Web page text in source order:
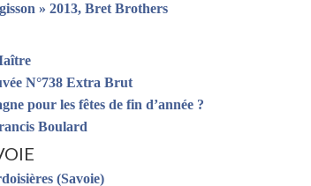
» 2013, Bret Brothers
N°738 Extra Brut
pour les fêtes de fin d’année ?
Boulard
(Savoie)